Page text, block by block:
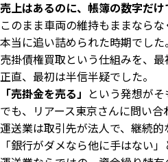
売上はあるのに、帳簿の数字だ
このまま車両の維持もままなら
本当に追い詰められた時期でした。
売掛債権買取という仕組みを、
正直、最初は半信半疑でした。
「売掛金を売る」 という発想が
でも、リアース東京さんに問い
運送業は取引先が法人で、継続
「銀行がダメなら他に手はない